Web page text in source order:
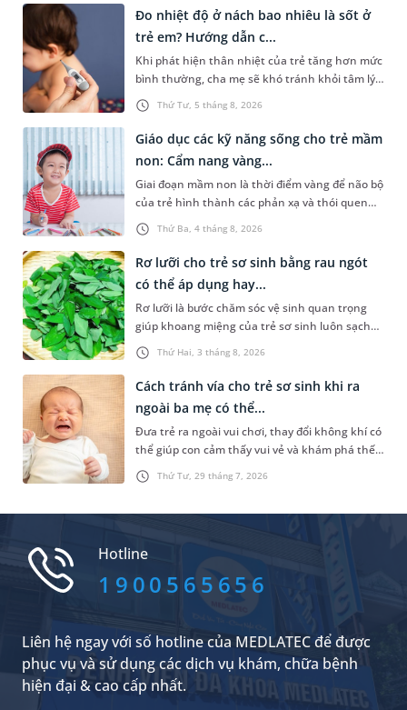
thêm về nguyên nhân gây nên tình trạng này
và cách xử trí an toàn để giúp bé dễ chịu, tránh
gặp phải vấn đề nguy hại cho sức khỏe.
Thứ Tư, 5 tháng 8, 2026
Đo nhiệt độ ở nách bao nhiêu là sốt ở
trẻ em? Hướng dẫn c...
Khi phát hiện thân nhiệt của trẻ tăng hơn mức
bình thường, cha mẹ sẽ khó tránh khỏi tâm lý
lo lắng. Tuy nhiên, không phải ai cũng biết đo
nhiệt độ ở nách bao nhiêu là sốt ở trẻ em và
cách chăm sóc trẻ sốt sao cho an toàn. Những
chia sẻ dưới đây sẽ cùng cha mẹ tìm hiểu vấn
đề này để giúp bé nhanh hồi phục và phòng
ngừa nguy cơ xảy ra biến chứng.
Thứ Ba, 4 tháng 8, 2026
Giáo dục các kỹ năng sống cho trẻ mầm
non: Cẩm nang vàng...
Giai đoạn mầm non là thời điểm vàng để não bộ
của trẻ hình thành các phản xạ và thói quen
hành vi nền tảng. Việc trang bị sớm các kỹ
năng sống cho trẻ mầm non không chỉ giúp
con vững vàng tự lập từ nhỏ mà còn là chiếc
khiên bảo vệ con an toàn khi bắt đầu bước ra
khám phá thế giới xung quanh.
Thứ Hai, 3 tháng 8, 2026
Rơ lưỡi cho trẻ sơ sinh bằng rau ngót
có thể áp dụng hay...
Rơ lưỡi là bước chăm sóc vệ sinh quan trọng
giúp khoang miệng của trẻ sơ sinh luôn sạch
sẽ, hạn chế cặn sữa tích tụ và giảm nguy cơ
nấm miệng. Để thực hiện điều này, không ít
cha mẹ tìm đến cách rơ lưỡi cho trẻ sơ sinh
bằng rau ngót. Vậy đây có phải là phương pháp
nên áp dụng không? Bài viết sau sẽ giúp cha
mẹ có thêm thông tin để chủ động chăm sóc
khoang miệng cho trẻ đúng cách.
Thứ Tư, 29 tháng 7, 2026
Cách tránh vía cho trẻ sơ sinh khi ra
ngoài ba mẹ có thể...
Đưa trẻ ra ngoài vui chơi, thay đổi không khí có
thể giúp con cảm thấy vui vẻ và khám phá thế
giới xung quanh. Tuy nhiên, nhiều cha mẹ vẫn
lo lắng khi trẻ quấy khóc, bỏ bú hoặc ngủ
đã bị “phải vía”. Vậy thực tế có hiện tượng này
trẻ sơ sinh khi ra ngoài như thế nào để bé luôn
khỏe mạnh?
Hotline
1900565656
Liên hệ ngay với số hotline của MEDLATEC để được
phục vụ và sử dụng các dịch vụ khám, chữa bệnh
hiện đại & cao cấp nhất.